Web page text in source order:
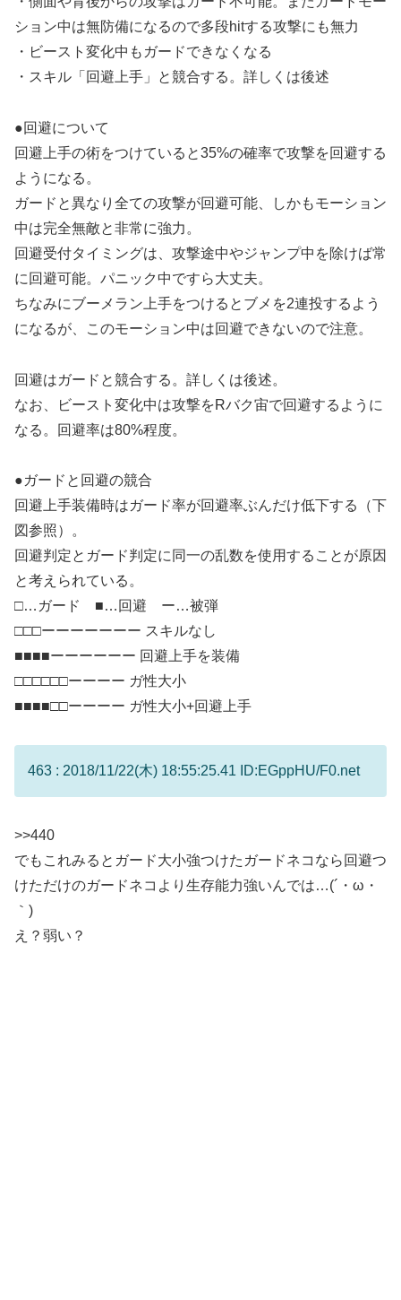
ション中は無防備になるので多段hitする攻撃にも無力
・ビースト変化中もガードできなくなる
・スキル「回避上手」と競合する。詳しくは後述
●回避について
回避上手の術をつけていると35%の確率で攻撃を回避する
ようになる。
ガードと異なり全ての攻撃が回避可能、しかもモーション
中は完全無敵と非常に強力。
回避受付タイミングは、攻撃途中やジャンプ中を除けば常
に回避可能。パニック中ですら大丈夫。
ちなみにブーメラン上手をつけるとブメを2連投するよう
になるが、このモーション中は回避できないので注意。
回避はガードと競合する。詳しくは後述。
なお、ビースト変化中は攻撃をRバク宙で回避するように
なる。回避率は80%程度。
●ガードと回避の競合
回避上手装備時はガード率が回避率ぶんだけ低下する（下
図参照）。
回避判定とガード判定に同一の乱数を使用することが原因
と考えられている。
□…ガード ■…回避 ー…被弾
□□□ーーーーーーー スキルなし
■■■■ーーーーーー 回避上手を装備
□□□□□□ーーーー ガ性大小
■■■■□□ーーーー ガ性大小+回避上手
463 : 2018/11/22(木) 18:55:25.41 ID:EGppHU/F0.net
>>440
でもこれみるとガード大小強つけたガードネコなら回避つ
けただけのガードネコより生存能力強いんでは…(´・ω・
｀)
え？弱い？